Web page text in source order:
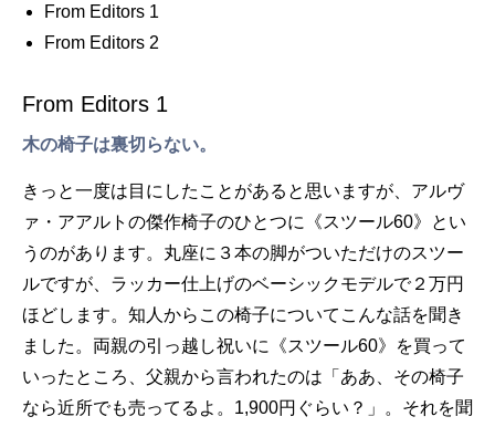
From Editors 1
From Editors 2
From Editors 1
木の椅子は裏切らない。
きっと一度は目にしたことがあると思いますが、アルヴ
ァ・アアルトの傑作椅子のひとつに《スツール60》とい
うのがあります。丸座に３本の脚がついただけのスツー
ルですが、ラッカー仕上げのベーシックモデルで２万円
ほどします。知人からこの椅子についてこんな話を聞き
ました。両親の引っ越し祝いに《スツール60》を買って
いったところ、父親から言われたのは「ああ、その椅子
なら近所でも売ってるよ。1,900円ぐらい？」。それを聞